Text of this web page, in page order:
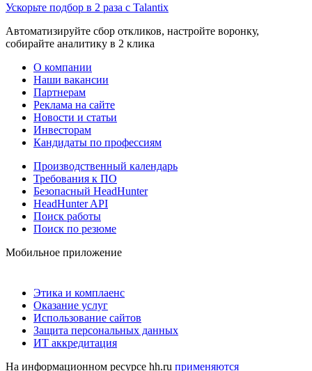
Ускорьте подбор в 2 раза с Talantix
Автоматизируйте сбор откликов, настройте воронку,
собирайте аналитику в 2 клика
О компании
Наши вакансии
Партнерам
Реклама на сайте
Новости и статьи
Инвесторам
Кандидаты по профессиям
Производственный календарь
Требования к ПО
Безопасный HeadHunter
HeadHunter API
Поиск работы
Поиск по резюме
Мобильное приложение
Этика и комплаенс
Оказание услуг
Использование сайтов
Защита персональных данных
ИТ аккредитация
На информационном ресурсе hh.ru применяются